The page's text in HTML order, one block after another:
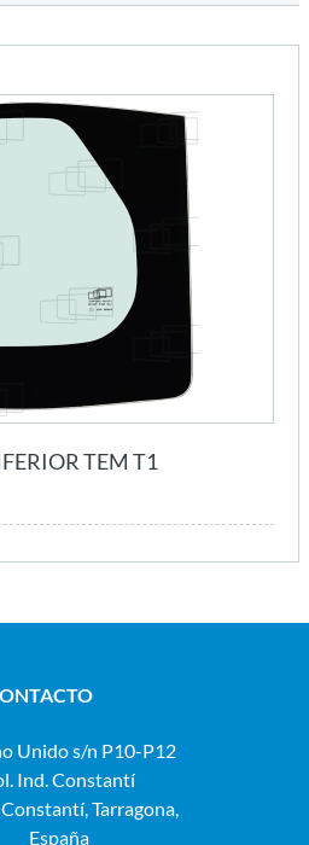
TEM T1
Unido s/n P10-P12
Ind. Constantí
Tarragona,
España